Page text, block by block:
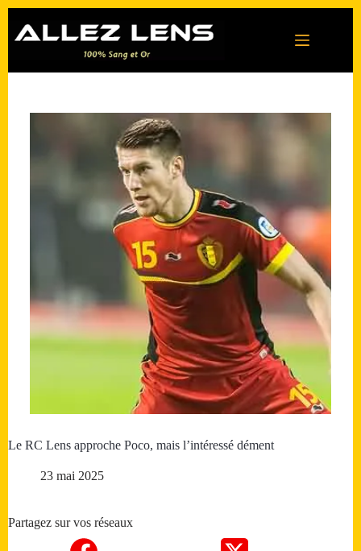
contenu
Le RC Lens approche Poco, mais l’intéressé dément
23 mai 2025
Partagez sur vos réseaux